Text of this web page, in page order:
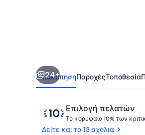
24+
ΕπισκόπησηΠαροχέςΤοποθεσία
ΣχόλιαΕπιλογή πελατών
10
στα
10,
Το κορυφαίο 10% των
Δείτε και τα 13 σχόλια